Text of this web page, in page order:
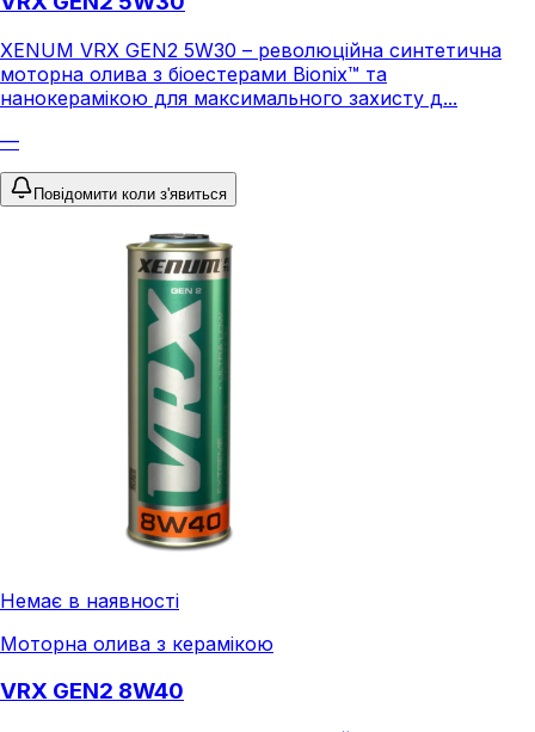
XENUM VRX GEN2 5W30 – революційна синтетична
моторна олива з біоестерами Bionix™ та
нанокерамікою для максимального захисту д...
—
Повідомити коли з'явиться
Немає в наявності
Моторна олива з керамікою
VRX GEN2 8W40